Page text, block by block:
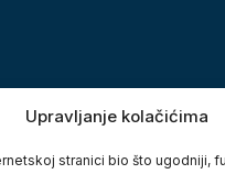
Upravljanje kolačićima
stranici bio što ugodniji,